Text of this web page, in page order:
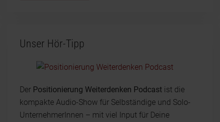
Unser Hör-Tipp
Der Positionierung Weiterdenken Podcast ist die
kompakte Audio-Show für Selbständige und Solo-
UnternehmerInnen – mit viel Input für Deine